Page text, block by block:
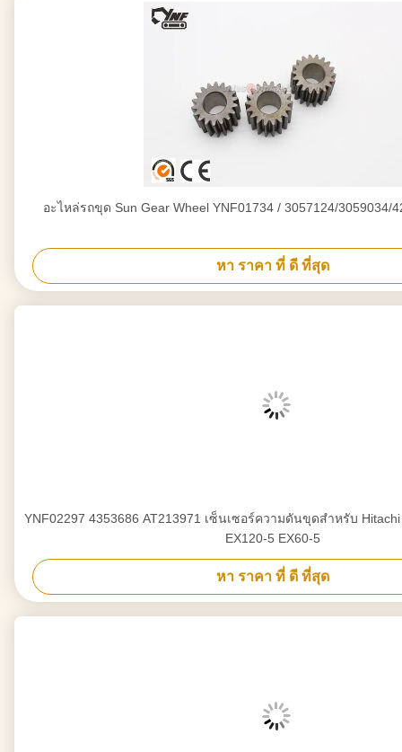
อะไหล่รถขุด Sun Gear Wheel YNF01734 / 3057124/3059034/
หา ราคา ที่ ดี ที่สุด
YNF02297 4353686 AT213971 เซ็นเซอร์ความดันขุดสำหรับ Hitachi
EX120-5 EX60-5
หา ราคา ที่ ดี ที่สุด